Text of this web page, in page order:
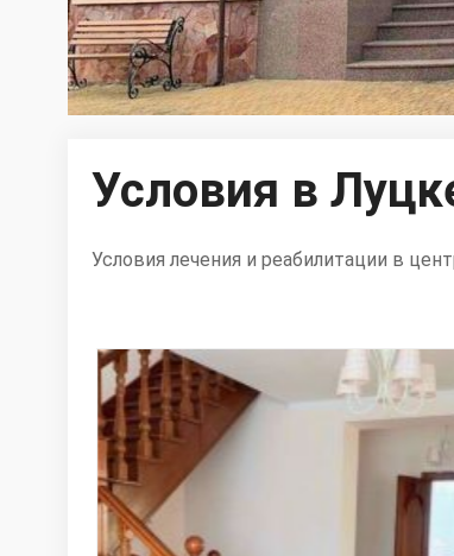
Условия в
Условия лечения и реабилитации в